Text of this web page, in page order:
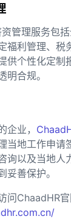
管理服务包
福利管理、税
供个性化定制
明合规。
企业，
当地工作申请
询以及当地人
妥善保护。
问ChaadHR官